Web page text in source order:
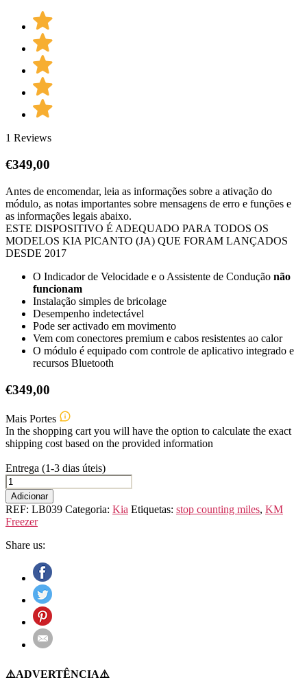
1 Reviews
€349,00
Antes de encomendar, leia as informações sobre a ativação do
módulo, as notas importantes sobre mensagens de erro e funções e
as informações legais abaixo.
ESTE DISPOSITIVO É ADEQUADO PARA TODOS OS
MODELOS KIA PICANTO (JA) QUE FORAM LANÇADOS
DESDE 2017
O Indicador de Velocidade e o Assistente de Condução não
funcionam
Instalação simples de bricolage
Desempenho indetectável
Pode ser activado em movimento
Vem com conectores premium e cabos resistentes ao calor
O módulo é equipado com controle de aplicativo integrado e
recursos Bluetooth
€349,00
Mais Portes
In the shopping cart you will have the option to calculate the exact
shipping cost based on the provided information
Entrega (1-3 dias úteis)
Quantidade
de
KIA
PICANTO
(JA)
Adicionar
REF: LB039 Categoria: Kia Etiquetas: stop counting miles, KM
Freezer
Share us:
⚠️ADVERTÊNCIA⚠️